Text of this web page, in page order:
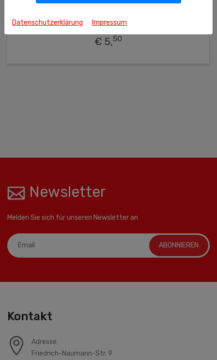
700ml (l = 7.86 €)
STRADIVARI Cuvée, lieblich
€ 5,50
Newsletter
Melden Sie sich für unseren Newsletter an
ABONNIEREN
Kontakt
Adresse:
Friedrich-Naumann-Str. 9
Datenschutzerklärung Impressum